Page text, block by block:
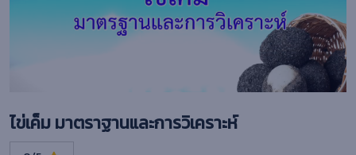
ไข่เค็ม มาตราฐานและการวิเคราะห์